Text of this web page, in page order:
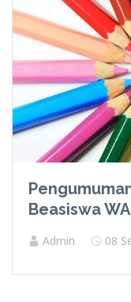
Beasiswa
Admin 08